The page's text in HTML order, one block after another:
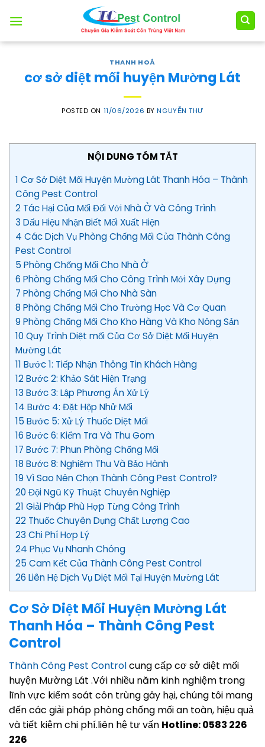
THANH HOÁ
cơ sở diệt mối huyện Mường Lát
POSTED ON 11/06/2026 BYNGUYỄN THƯ
NỘI DUNG TÓM TẮT
1 Cơ Sở Diệt Mối Huyện Mường Lát Thanh Hóa – Thành
Công Pest Control
2 Tác Hại Của Mối Đối Với Nhà Ở Và Công Trình
3 Dấu Hiệu Nhận Biết Mối Xuất Hiện
4 Các Dịch Vụ Phòng Chống Mối Của Thành Công
Pest Control
5 Phòng Chống Mối Cho Nhà Ở
6 Phòng Chống Mối Cho Công Trình Mới Xây Dựng
7 Phòng Chống Mối Cho Nhà Sàn
8 Phòng Chống Mối Cho Trường Học Và Cơ Quan
9 Phòng Chống Mối Cho Kho Hàng Và Kho Nông Sản
10 Quy Trình Diệt mối Của Cơ Sở Diệt Mối Huyện
Mường Lát
11 Bước 1: Tiếp Nhận Thông Tin Khách Hàng
12 Bước 2: Khảo Sát Hiện Trạng
13 Bước 3: Lập Phương Án Xử Lý
14 Bước 4: Đặt Hộp Nhử Mối
15 Bước 5: Xử Lý Thuốc Diệt Mối
16 Bước 6: Kiểm Tra Và Thu Gom
17 Bước 7: Phun Phòng Chống Mối
18 Bước 8: Nghiệm Thu Và Bảo Hành
19 Vì Sao Nên Chọn Thành Công Pest Control?
20 Đội Ngũ Kỹ Thuật Chuyên Nghiệp
21 Giải Pháp Phù Hợp Từng Công Trình
22 Thuốc Chuyên Dụng Chất Lượng Cao
23 Chi Phí Hợp Lý
24 Phục Vụ Nhanh Chóng
25 Cam Kết Của Thành Công Pest Control
26 Liên Hệ Dịch Vụ Diệt Mối Tại Huyện Mường Lát
Cơ Sở Diệt Mối Huyện Mường Lát
Thanh Hóa – Thành Công Pest
Control
Thành Công Pest Controlcung cấp cơ sở diệt mối
huyện Mường Lát .Với nhiều năm kinh nghiệm trong
lĩnh vực kiểm soát côn trùng gây hại, chúng tôi mang
đến các giải pháp phòng chống mối an toàn, hiệu quả
và tiết kiệm chi phí.liên hệ tư vấn Hotline: 0583 226
226